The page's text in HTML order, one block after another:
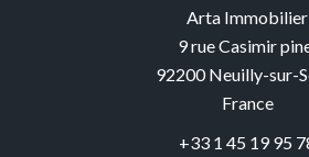
Arta Immobilier
9 rue Casimir
92200Neuilly-sur-
France
+33 1 45 19 95